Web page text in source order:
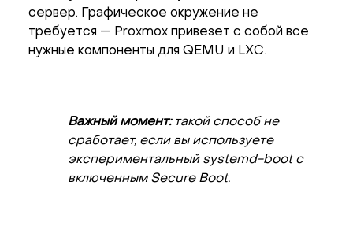
сервер. Графическое окружение не
требуется — Proxmox привезет с собой все
нужные компоненты для QEMU и LXC.
Важный момент:такой способ не
сработает, если вы используете
экспериментальный systemd-boot с
включенным Secure Boot.